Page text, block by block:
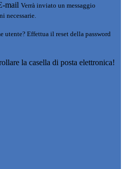
mail Verrà inviato un messaggio
necessarie.
utente? Effettua il reset della password
la casella di posta elettronica!